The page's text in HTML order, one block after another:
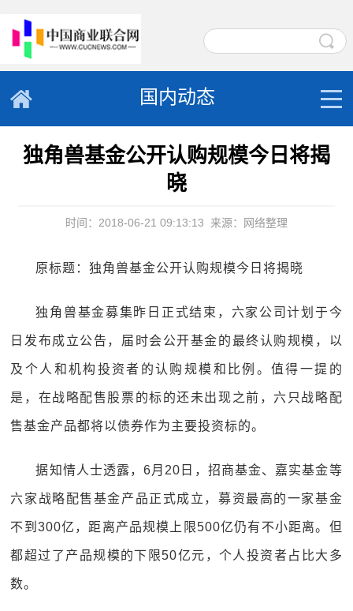
国内动态
独角兽基金公开认购规模今日将揭
晓
时间：2018-06-21 09:13:13 来源：网络整理
原标题：独角兽基金公开认购规模今日将揭晓
独角兽基金募集昨日正式结束，六家公司计划于今
日发布成立公告，届时会公开基金的最终认购规模，以
及个人和机构投资者的认购规模和比例。值得一提的
是，在战略配售股票的标的还未出现之前，六只战略配
售基金产品都将以债券作为主要投资标的。
据知情人士透露，6月20日，招商基金、嘉实基金等
六家战略配售基金产品正式成立，募资最高的一家基金
不到300亿，距离产品规模上限500亿仍有不小距离。但
都超过了产品规模的下限50亿元，个人投资者占比大多
数。